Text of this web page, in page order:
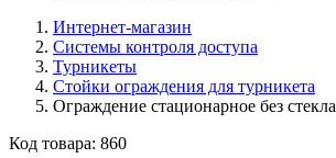
Интернет-магазин
Системы контроля доступа
Турникеты
Стойки ограждения для турникета
Ограждение стационарное без стекла
Код товара: 860